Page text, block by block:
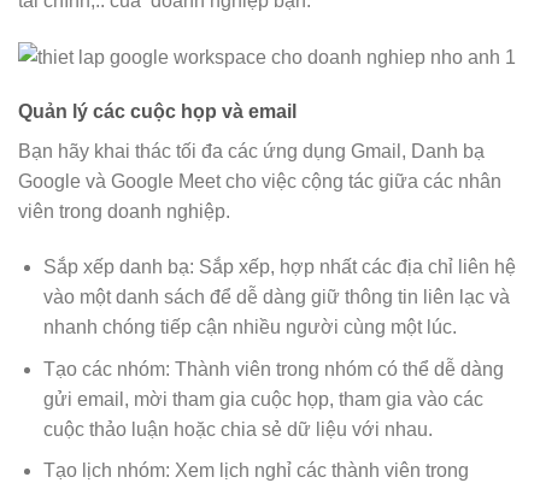
Quản lý các cuộc họp và email
Bạn hãy khai thác tối đa các ứng dụng Gmail, Danh bạ
Google và Google Meet cho việc cộng tác giữa các nhân
viên trong doanh nghiệp.
Sắp xếp danh bạ: Sắp xếp, hợp nhất các địa chỉ liên hệ
vào một danh sách để dễ dàng giữ thông tin liên lạc và
nhanh chóng tiếp cận nhiều người cùng một lúc.
Tạo các nhóm: Thành viên trong nhóm có thể dễ dàng
gửi email, mời tham gia cuộc họp, tham gia vào các
cuộc thảo luận hoặc chia sẻ dữ liệu với nhau.
Tạo lịch nhóm: Xem lịch nghỉ các thành viên trong